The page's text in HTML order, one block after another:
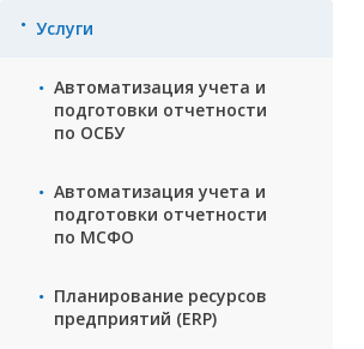
Услуги
Автоматизация учета и
подготовки отчетности
по ОСБУ
Автоматизация учета и
подготовки отчетности
по МСФО
Планирование ресурсов
предприятий (ERP)